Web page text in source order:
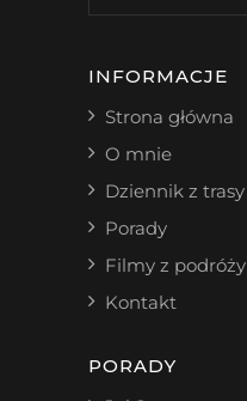
INFORMACJE
Strona główna
O mnie
Dziennik z trasy
Porady
Filmy z podróży
Kontakt
PORADY